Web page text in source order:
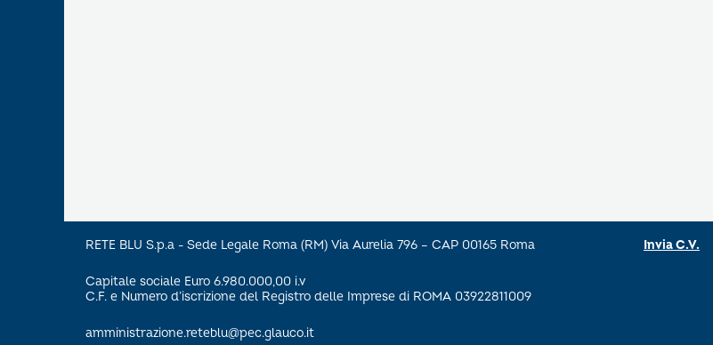
RETE BLU S.p.a - Sede Legale Roma (RM) Via Aurelia 796 – CAP 00165 Roma
Capitale sociale Euro 6.980.000,00 i.v
C.F. e Numero d’iscrizione del Registro delle Imprese di ROMA 03922811009
amministrazione.reteblu@pec.glauco.it
Invia C.V.